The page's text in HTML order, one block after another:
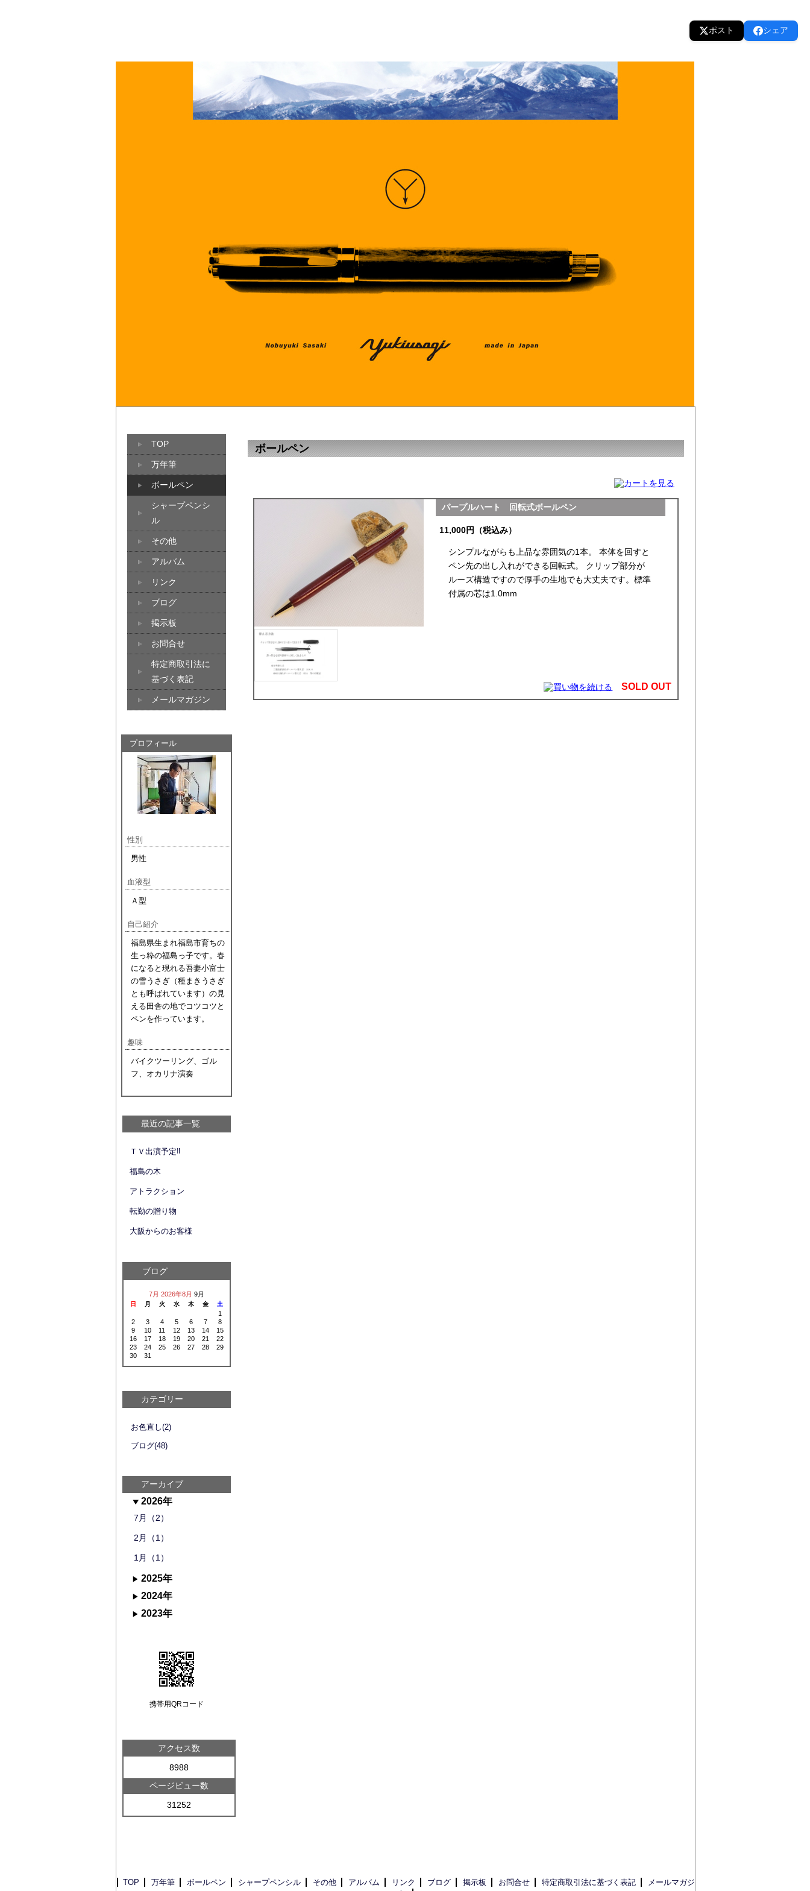
ポスト シェア
ボールペン
パープルハート 回転式ボールペン
11,000円（税込み）
シンプルながらも上品な雰囲気の1本。 本体を回すと
ペン先の出し入れができる回転式。 クリップ部分が
ルーズ構造ですので厚手の生地でも大丈夫です。標準
付属の芯は1.0mm
SOLD OUT
TOP
万年筆
ボールペン
シャープペンシ
ル
その他
アルバム
リンク
ブログ
掲示板
お問合せ
特定商取引法に
基づく表記
メールマガジン
プロフィール
性別
男性
血液型
Ａ型
自己紹介
福島県生まれ福島市育ちの
生っ粋の福島っ子です。春
になると現れる吾妻小富士
の雪うさぎ（種まきうさぎ
とも呼ばれています）の見
える田舎の地でコツコツと
ペンを作っています。
趣味
バイクツーリング、ゴル
フ、オカリナ演奏
最近の記事一覧
ＴＶ出演予定‼
福島の木
アトラクション
転勤の贈り物
大阪からのお客様
ブログ
7月 2026年8月 9月
日 月 火 水 木 金 土
1
2
3 4 5 6 7
8
9
10 11 12 13 14
15
16
17 18 19 20 21
22
23
24 25 26 27 28
29
30
31
カテゴリー
お色直し(2)
ブログ(48)
アーカイブ
2026年
7月（2）
2月（1）
1月（1）
2025年
2024年
2023年
携帯用QRコード
アクセス数
8988
ページビュー数
31252
TOP 万年筆 ボールペン シャープペンシル その他 アルバム リンク ブログ 掲示板 お問合せ 特定商取引法に基づく表記
メールマガジ